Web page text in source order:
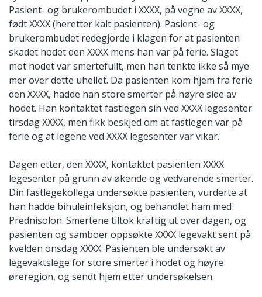
Pasient- og brukerombudet i XXXX, på vegne av XXXX,
født XXXX (heretter kalt pasienten). Pasient- og
brukerombudet redegjorde i klagen for at pasienten
skadet hodet den XXXX mens han var på ferie. Slaget
mot hodet var smertefullt, men han tenkte ikke så mye
mer over dette uhellet. Da pasienten kom hjem fra ferie
den XXXX, hadde han store smerter på høyre side av
hodet. Han kontaktet fastlegen sin ved XXXX legesenter
tirsdag XXXX, men fikk beskjed om at fastlegen var på
ferie og at legene ved XXXX legesenter var vikar.
Dagen etter, den XXXX, kontaktet pasienten XXXX
legesenter på grunn av økende og vedvarende smerter.
Din fastlegekollega undersøkte pasienten, vurderte at
han hadde bihuleinfeksjon, og behandlet ham med
Prednisolon. Smertene tiltok kraftig ut over dagen, og
pasienten og samboer oppsøkte XXXX legevakt sent på
kvelden onsdag XXXX. Pasienten ble undersøkt av
legevaktslege for store smerter i hodet og høyre
øreregion, og sendt hjem etter undersøkelsen.